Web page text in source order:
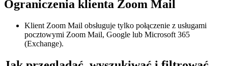
Ograniczenia klienta Zoom Mail
Klient Zoom Mail obsługuje tylko połączenie z usługami
pocztowymi Zoom Mail, Google lub Microsoft 365
(Exchange).